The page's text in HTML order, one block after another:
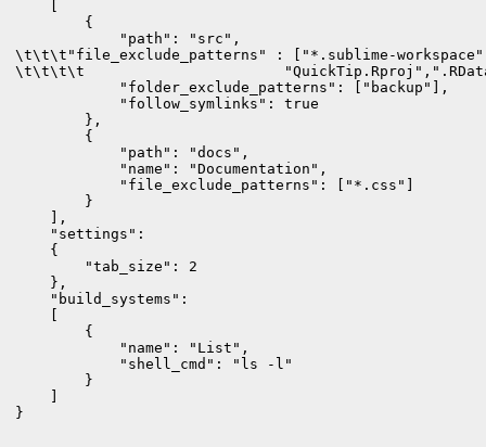
        {
            "path": "src",
\t\t\t"file_exclude_patterns" : ["*.sublime-
\t\t\t\t
            "folder_exclude_patterns": ["backup"],
            "follow_symlinks": true
        },
        {
            "path": "docs",
            "name": "Documentation",
            "file_exclude_patterns": ["*.css"]
        }
    ],
    "settings":
    {
        "tab_size": 2
    },
    "build_systems":
        {
            "name": "List",
            "shell_cmd": "ls -l"
        }
}